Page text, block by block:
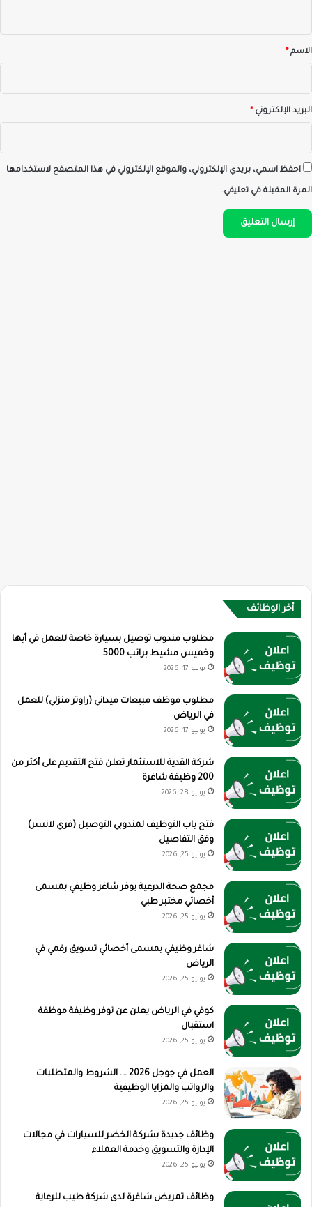
*الاسم *
البريد الإلكتروني *
احفظ اسمي، بريدي الإلكتروني، والموقع الإلكتروني في هذا المتصفح لاستخدامها
المرة المقبلة في تعليقي.
أخر الوظائف
مطلوب مندوب توصيل بسيارة خاصة للعمل في أبها
وخميس مشيط براتب 5000
يوليو 17, 2026
مطلوب موظف مبيعات ميداني (راوتر منزلي) للعمل
في الرياض
يوليو 17, 2026
شركة القدية للاستثمار تعلن فتح التقديم على أكثر من
200 وظيفة شاغرة
يونيو 28, 2026
فتح باب التوظيف لمندوبي التوصيل (فري لانسر)
وفق التفاصيل
يونيو 25, 2026
مجمع صحة الدرعية يوفر شاغر وظيفي بمسمى
أخصائي مختبر طبي
يونيو 25, 2026
شاغر وظيفي بمسمى أخصائي تسويق رقمي في
الرياض
يونيو 25, 2026
كوفي في الرياض يعلن عن توفر وظيفة موظفة
استقبال
يونيو 25, 2026
العمل في جوجل 2026 …. الشروط والمتطلبات
والرواتب والمزايا الوظيفية
يونيو 25, 2026
وظائف جديدة بشركة الخضر للسيارات في مجالات
الإدارة والتسويق وخدمة العملاء
يونيو 25, 2026
وظائف تمريض شاغرة لدى شركة طيب للرعاية